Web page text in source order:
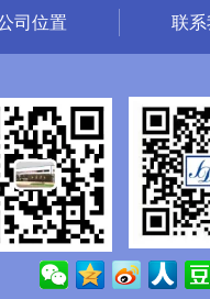
司位置 联系